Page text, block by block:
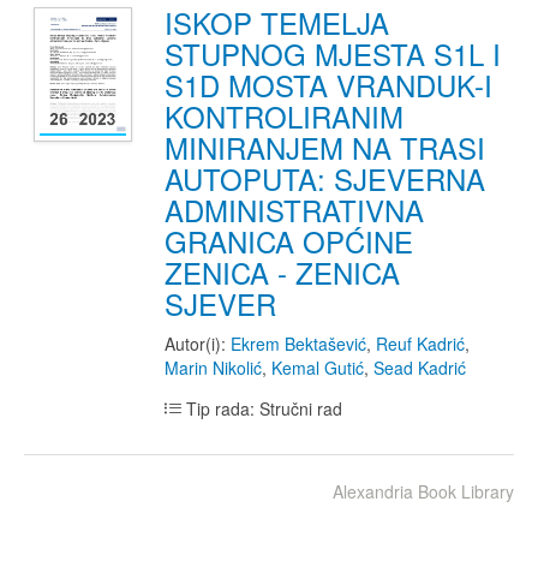
ISKOP TEMELJA
STUPNOG MJESTA S1L I
S1D MOSTA VRANDUK-I
KONTROLIRANIM
MINIRANJEM NA TRASI
AUTOPUTA: SJEVERNA
ADMINISTRATIVNA
GRANICA OPĆINE
ZENICA - ZENICA
SJEVER
Autor(i): Ekrem Bektašević, Reuf Kadrić,
Marin Nikolić, Kemal Gutić, Sead Kadrić
Tip rada: Stručni rad
Alexandria Book Library